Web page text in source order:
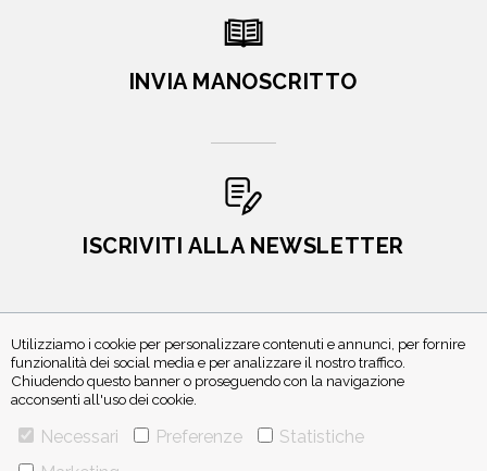
Utilizziamo i cookie per personalizzare contenuti e annunci, per fornire
funzionalità dei social media e per analizzare il nostro traffico.
Chiudendo questo banner o proseguendo con la navigazione
acconsenti all'uso dei cookie.
Necessari Preferenze
Statistiche
INVIA MANOSCRITTO
ISCRIVITI ALLA NEWSLETTER